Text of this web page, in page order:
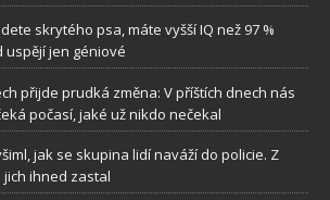
skrytého psa, máte vyšší IQ než 97 %
uspějí jen géniové
přijde prudká změna: V příštích dnech nás
počasí, jaké už nikdo nečekal
jak se skupina lidí naváží do policie. Z
ihned zastal